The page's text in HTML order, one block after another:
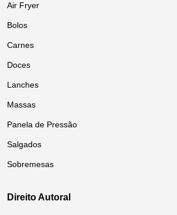
Air Fryer
Bolos
Carnes
Doces
Lanches
Massas
Panela de Pressão
Salgados
Sobremesas
Direito Autoral